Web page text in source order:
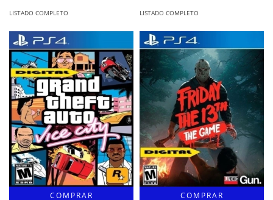
LISTADO COMPLETO LISTADO COMPLETO